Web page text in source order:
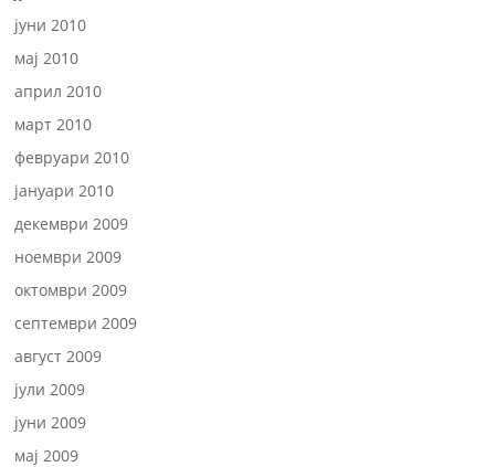
јуни 2010
мај 2010
април 2010
март 2010
февруари 2010
јануари 2010
декември 2009
ноември 2009
октомври 2009
септември 2009
август 2009
јули 2009
јуни 2009
мај 2009